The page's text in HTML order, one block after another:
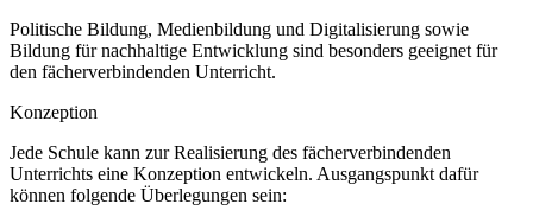
Politische Bildung, Medienbildung und Digitalisierung sowie
Bildung für nachhaltige Entwicklung sind besonders geeignet für
den fächerverbindenden Unterricht.
Konzeption
Jede Schule kann zur Realisierung des fächerverbindenden
Unterrichts eine Konzeption entwickeln. Ausgangspunkt dafür
können folgende Überlegungen sein: